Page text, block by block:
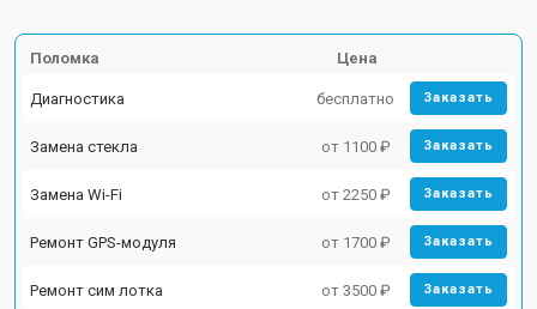
Поломка Цена
Диагностика бесплатно Заказать
Замена стекла от 1100 ₽ Заказать
Замена Wi-Fi от 2250 ₽ Заказать
Ремонт GPS-модуля от 1700 ₽ Заказать
Ремонт сим лотка от 3500 ₽ Заказать